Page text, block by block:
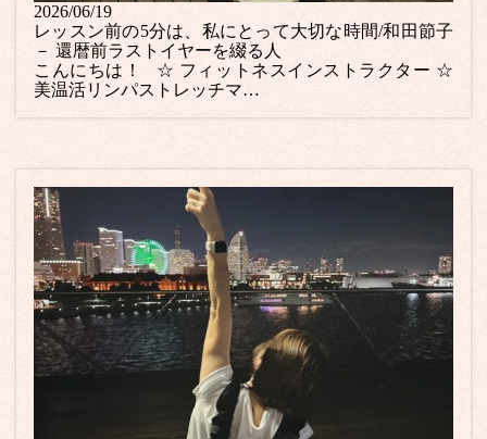
2026/06/19
レッスン前の5分は、私にとって大切な時間/和田節子
－ 還暦前ラストイヤーを綴る人
こんにちは！ ☆ フィットネスインストラクター ☆
美温活リンパストレッチマ…